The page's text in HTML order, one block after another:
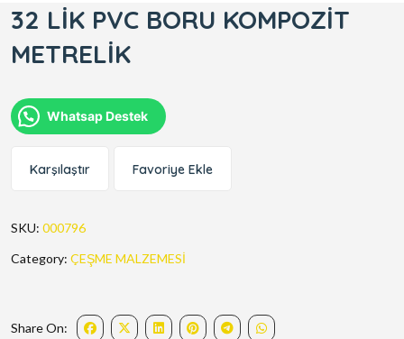
32 LİK PVC BORU KOMPOZİT
METRELİK
Whatsap Destek
Karşılaştır Favoriye Ekle
SKU: 000796
Category: ÇEŞME MALZEMESİ
Share On: